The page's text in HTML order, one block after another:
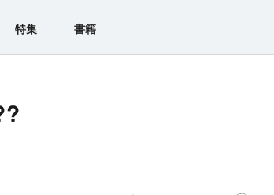
特集 書籍